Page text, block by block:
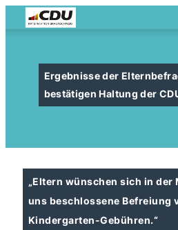
Ergebnisse der
bestätigen Haltung der
Eltern wünschen sich in der
uns beschlossene Befreiung
Kindergarten-Gebühren.“